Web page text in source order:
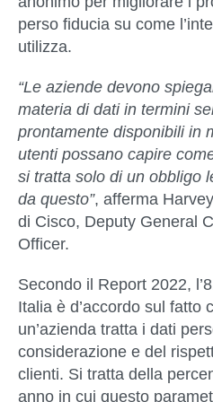
perso fiducia su come
utilizza.
“Le aziende devono
materia di dati in termini
prontamente disponibili in
utenti possano capire
si tratta solo di un obbligo
da questo”, afferma
di Cisco, Deputy General
Officer.
Secondo il Report 2022,
Italia è d’accordo sul fatto
un’azienda tratta i dati
considerazione e del
clienti. Si tratta della
anno in cui questo